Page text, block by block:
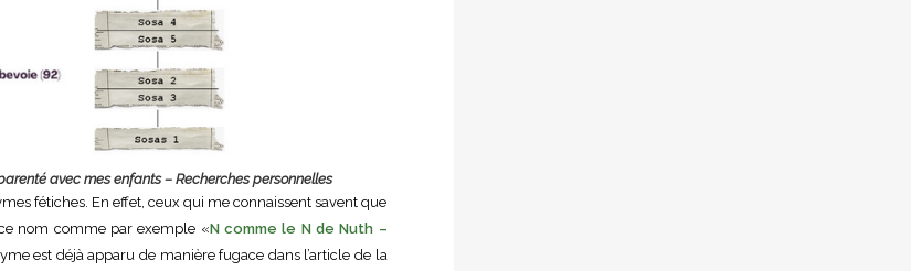
avec mes enfants – Recherches personnelles
fétiches. En effet, ceux qui me connaissent savent que
nom comme par exemple «N comme le N de Nuth –
est déjà apparu de manière fugace dans l’article de la